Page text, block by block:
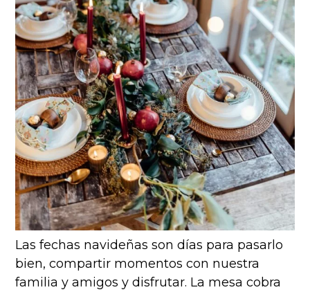
Las fechas navideñas son días para pasarlo
bien, compartir momentos con nuestra
familia y amigos y disfrutar. La mesa cobra